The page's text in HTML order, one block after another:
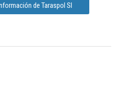
de Taraspol Sl